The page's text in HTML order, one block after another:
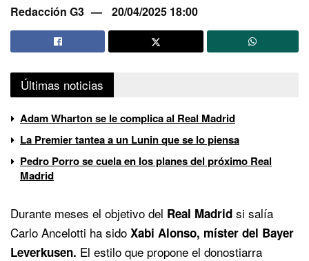
Redacción G3 20/04/2025 18:00
Últimas noticias
Adam Wharton se le complica al Real Madrid
La Premier tantea a un Lunin que se lo piensa
Pedro Porro se cuela en los planes del próximo Real
Madrid
Durante meses el objetivo del Real Madrid si salía
Carlo Ancelotti ha sido Xabi Alonso, míster del Bayer
Leverkusen. El estilo que propone el donostiarra